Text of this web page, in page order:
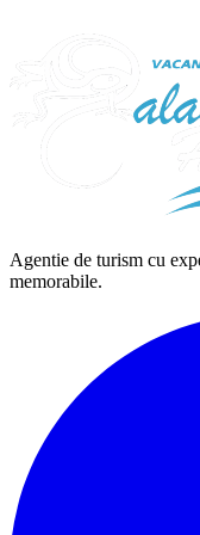
Agentie de turism cu
memorabile.